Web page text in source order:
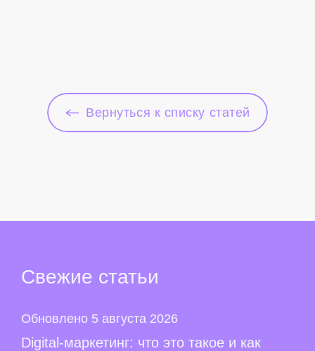
Вернуться к списку статей
Свежие статьи
Обновлено 5 августа 2026
Digital-маркетинг: что это такое и как